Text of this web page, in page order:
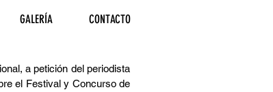
GALERÍA CONTACTO
a petición del periodista
el Festival y Concurso de